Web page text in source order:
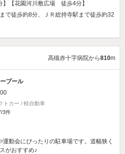
】【花園河川敷広場 徒歩4分】
で徒歩約8分、ＪＲ総持寺駅まで徒歩約32
高槻赤十字病院から810m
プール
トカー / 軽自動車
/3件
動会にぴったりの駐車場です。道幅狭く
がおすすめ♪